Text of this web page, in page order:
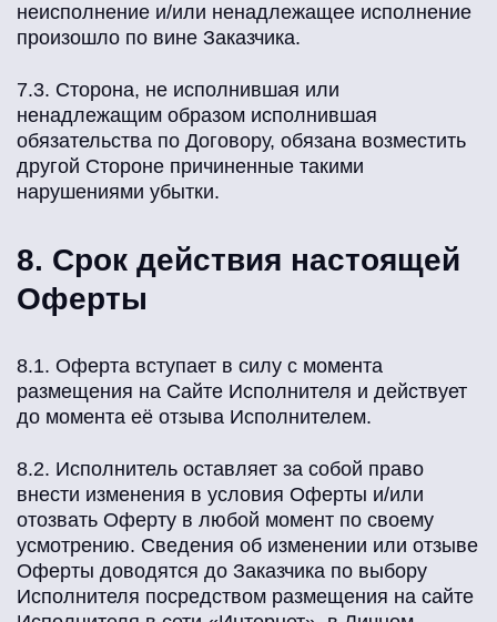
неисполнение и/или ненадлежащее исполнение
произошло по вине Заказчика.
7.3. Сторона, не исполнившая или
ненадлежащим образом исполнившая
обязательства по Договору, обязана возместить
другой Стороне причиненные такими
нарушениями убытки.
8. Срок действия настоящей
Оферты
8.1. Оферта вступает в силу с момента
размещения на Сайте Исполнителя и действует
до момента её отзыва Исполнителем.
8.2. Исполнитель оставляет за собой право
внести изменения в условия Оферты и/или
отозвать Оферту в любой момент по своему
усмотрению. Сведения об изменении или отзыве
Оферты доводятся до Заказчика по выбору
Исполнителя посредством размещения на сайте